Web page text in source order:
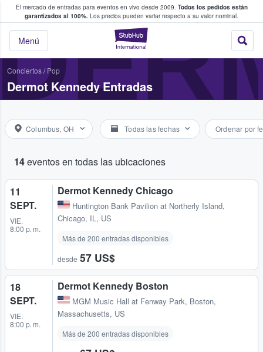
El mercado de entradas para eventos en vivo desde 2009. Todos los pedidos están
garantizados al 100%. Los precios pueden variar respecto a su valor nominal.
StubHub:
Menú
y venta de entradas entre fans
Conciertos/ Pop
Dermot Kennedy Entradas
Columbus, OH Todas las fechas Ordenar por
14eventos en todas las ubicaciones
11
SEPT.
VIE.
8:00 p. m.
Dermot Kennedy Chicago
Huntington Bank Pavilion at Northerly Island,
Chicago, IL, US
Más de 200 entradas disponibles
desde 57 US$
18
SEPT.
VIE.
8:00 p. m.
Dermot Kennedy Boston
MGM Music Hall at Fenway Park, Boston,
Massachusetts, US
Más de 200 entradas disponibles